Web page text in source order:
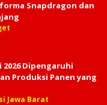
Snapdragon dan
2026 Dipengaruhi
Produksi Panen yang
Jawa Barat